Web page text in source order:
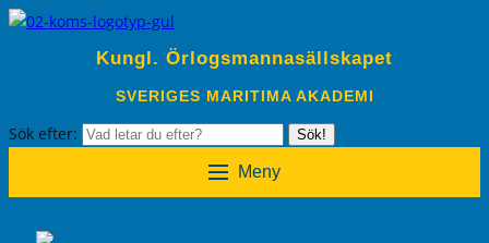
Kungl. Örlogsmannasällskapet
SVERIGES MARITIMA AKADEMI
Sök efter: Sök!
Meny